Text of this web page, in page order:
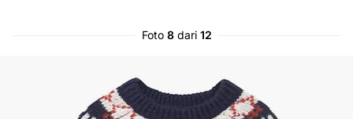
Foto 8dari 12